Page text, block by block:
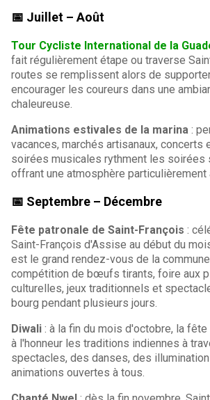
📅 Juillet – Août
Tour Cycliste International de la
fait régulièrement étape ou traverse
routes se remplissent alors de
encourager les coureurs dans une
chaleureuse.
Animations estivales de la marina :
vacances, marchés artisanaux, concerts
soirées musicales rythment les soirées
offrant une atmosphère particulièrement
📅 Septembre – Décembre
Fête patronale de Saint-François :
Saint-François d'Assise au début du
est le grand rendez-vous de la
compétition de bœufs tirants, foire aux
culturelles, jeux traditionnels et
bourg pendant plusieurs jours.
Diwali : à la fin du mois d'octobre, la
à l'honneur les traditions indiennes à
spectacles, des danses, des
animations ouvertes à tous.